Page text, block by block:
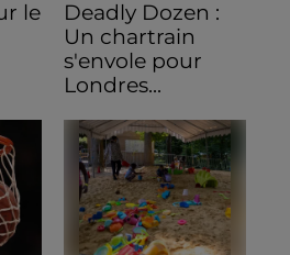
le
Deadly Dozen :
Un chartrain
s'envole pour
Londres...